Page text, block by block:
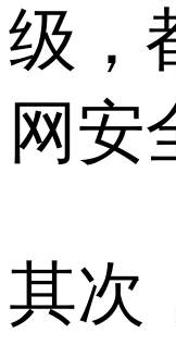
级，
网安
其次